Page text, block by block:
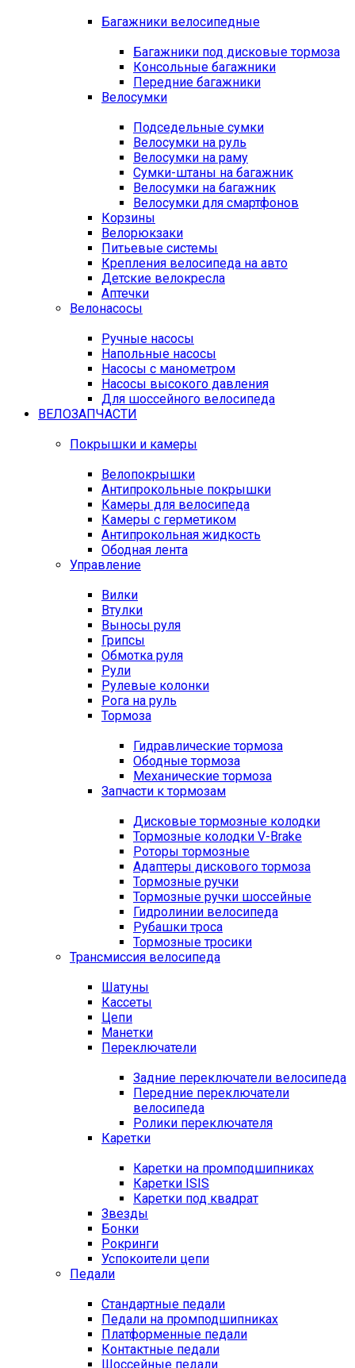
Багажники велосипедные
Багажники под дисковые тормоза
Консольные багажники
Передние багажники
Велосумки
Подседельные сумки
Велосумки на руль
Велосумки на раму
Сумки-штаны на багажник
Велосумки на багажник
Велосумки для смартфонов
Корзины
Велорюкзаки
Питьевые системы
Крепления велосипеда на авто
Детские велокресла
Аптечки
Велонасосы
Ручные насосы
Напольные насосы
Насосы с манометром
Насосы высокого давления
Для шоссейного велосипеда
ВЕЛОЗАПЧАСТИ
Покрышки и камеры
Велопокрышки
Антипрокольные покрышки
Камеры для велосипеда
Камеры с герметиком
Антипрокольная жидкость
Ободная лента
Управление
Вилки
Втулки
Выносы руля
Грипсы
Обмотка руля
Рули
Рулевые колонки
Рога на руль
Тормоза
Гидравлические тормоза
Ободные тормоза
Механические тормоза
Запчасти к тормозам
Дисковые тормозные колодки
Тормозные колодки V-Brake
Роторы тормозные
Адаптеры дискового тормоза
Тормозные ручки
Тормозные ручки шоссейные
Гидролинии велосипеда
Рубашки троса
Тормозные тросики
Трансмиссия велосипеда
Шатуны
Кассеты
Цепи
Манетки
Переключатели
Задние переключатели велосипеда
Передние переключатели
велосипеда
Ролики переключателя
Каретки
Каретки на промподшипниках
Каретки ISIS
Каретки под квадрат
Звезды
Бонки
Рокринги
Успокоители цепи
Педали
Стандартные педали
Педали на промподшипниках
Платформенные педали
Контактные педали
Шоссейные педали